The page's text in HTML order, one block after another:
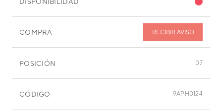
COMPRA RECIBIR AVISO
POSICIÓN 07
CÓDIGO 9APH0124